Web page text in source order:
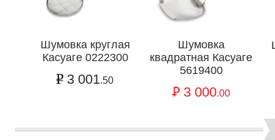
Шумовка круглая
Касуаге 0222300
3 001.50
Шумовка
квадратная Касуаге
5619400
3 000.00